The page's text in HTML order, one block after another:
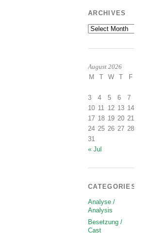
ARCHIVES
Archives
August 2026
M T W T F
3
4 5 6 7
10 11 12 13 14
17 18 19 20 21
24 25 26 27 28
31
« Jul
CATEGORIES
Analyse /
Analysis
Besetzung /
Cast